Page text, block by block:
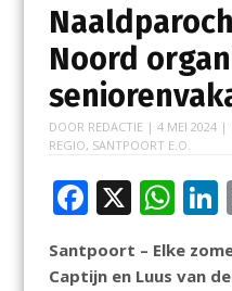
Noord
DOOR REDACTIE | 4 MEI 2024|
REGIO, SANTPOORT E.O.
F
e
X W
at
Santpoort – Elke
Captijn en Luus van